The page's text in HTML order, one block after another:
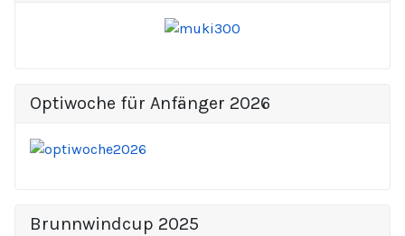
Optiwoche für Anfänger 2026
Brunnwindcup 2025